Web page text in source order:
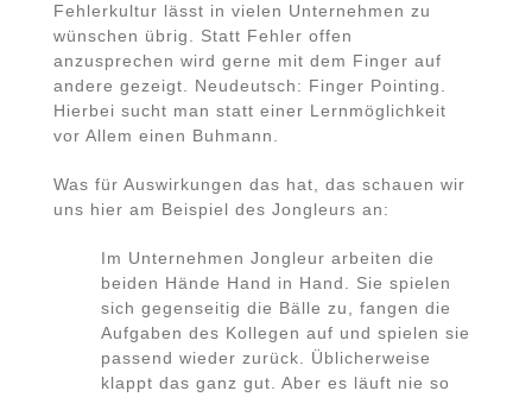
Fehlerkultur lässt in vielen Unternehmen zu
wünschen übrig. Statt Fehler offen
anzusprechen wird gerne mit dem Finger auf
andere gezeigt. Neudeutsch: Finger Pointing.
Hierbei sucht man statt einer Lernmöglichkeit
vor Allem einen Buhmann.
Was für Auswirkungen das hat, das schauen wir
uns hier am Beispiel des Jongleurs an:
Im Unternehmen Jongleur arbeiten die
beiden Hände Hand in Hand. Sie spielen
sich gegenseitig die Bälle zu, fangen die
Aufgaben des Kollegen auf und spielen sie
passend wieder zurück. Üblicherweise
klappt das ganz gut. Aber es läuft nie so